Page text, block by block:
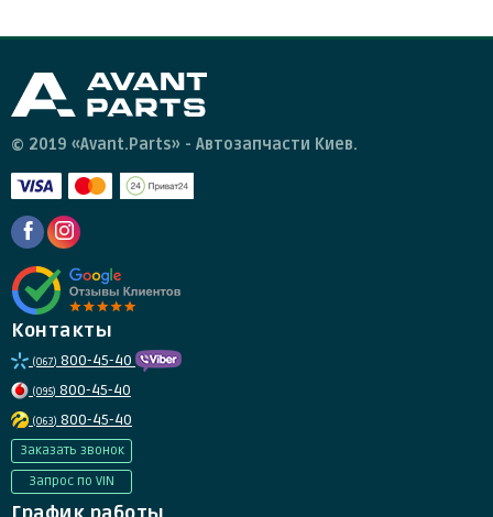
© 2019 «Avant.Parts» - Автозапчасти Киев.
Контакты
(067) 800-45-40
(095) 800-45-40
(063) 800-45-40
Заказать звонок
Запрос по VIN